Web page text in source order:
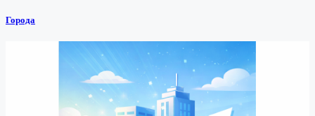
Города